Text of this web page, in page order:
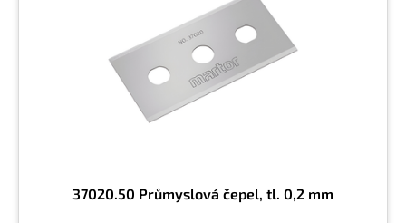
37020.50 Průmyslová čepel, tl. 0,2 mm